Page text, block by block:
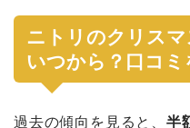
ニトリのクリス
いつから？口コミ
過去の傾向を見ると、 半